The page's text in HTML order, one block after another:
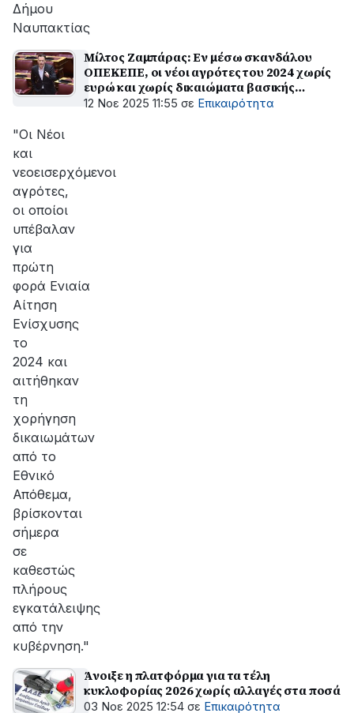
Δήμου
Ναυπακτίας
Μίλτος Ζαμπάρας: Εν μέσω σκανδάλου
ΟΠΕΚΕΠΕ, οι νέοι αγρότες του 2024 χωρίς
ευρώ και χωρίς δικαιώματα βασικής
ενίσχυσης
12 Νοε 2025 11:55 σε Επικαιρότητα
"Οι Νέοι
και
νεοεισερχόμενοι
αγρότες,
οι οποίοι
υπέβαλαν
για
πρώτη
φορά Ενιαία
Αίτηση
Ενίσχυσης
το
2024 και
αιτήθηκαν
τη
χορήγηση
δικαιωμάτων
από το
Εθνικό
Απόθεμα,
βρίσκονται
σήμερα
σε
καθεστώς
πλήρους
εγκατάλειψης
από την
κυβέρνηση."
Άνοιξε η πλατφόρμα για τα τέλη
κυκλοφορίας 2026 χωρίς αλλαγές στα ποσά
03 Νοε 2025 12:54 σε Επικαιρότητα